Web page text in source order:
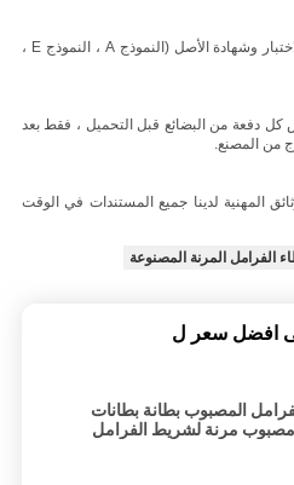
يمكننا توفير شهادات الجودة وتقرير الاختبار وشهادة الأصل (النموذج A ، النموذج E ،
كل دفعة من البضائع قبل التحميل ، فقط بعد
من المصنع.
المهنية لدينا جميع المستندات في الوقت
الفرامل المرنة المصنوعة
افضل سعر ل
المصبوب بطانة بطانات
مصبوب مرنة لشريط الفرامل